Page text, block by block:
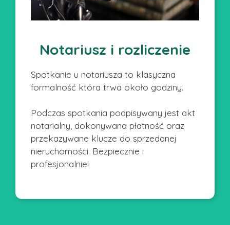
Notariusz i rozliczenie
Spotkanie u notariusza to klasyczna
formalność która trwa około godziny.
Podczas spotkania podpisywany jest akt
notarialny, dokonywana płatność oraz
przekazywane klucze do sprzedanej
nieruchomości. Bezpiecznie i
profesjonalnie!